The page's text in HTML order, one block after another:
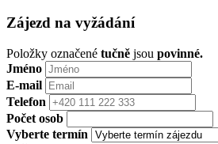
Zájezd na vyžádání
Položky označené tučně jsou povinné.
Jméno
E-mail
Telefon
Počet osob
Vyberte termín